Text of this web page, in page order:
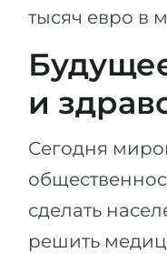
тысяч евро в
и
Сегодня
сделать
решить